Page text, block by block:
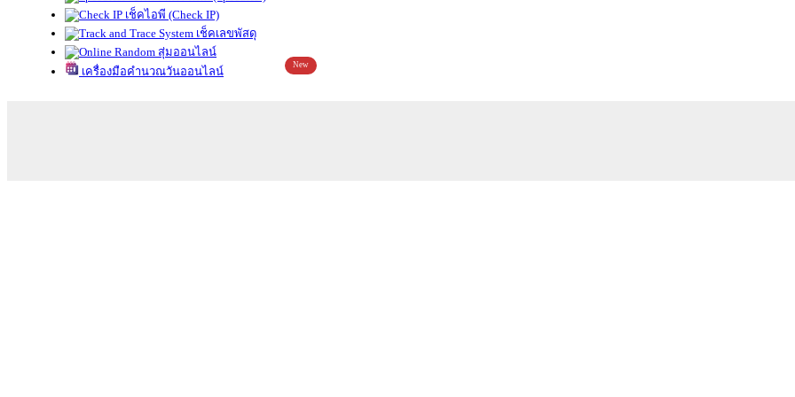
เช็คไอพี (Check IP)
เช็คเลขพัสดุ
สุ่มออนไลน์
เครื่องมือคำนวณวันออนไลน์
New